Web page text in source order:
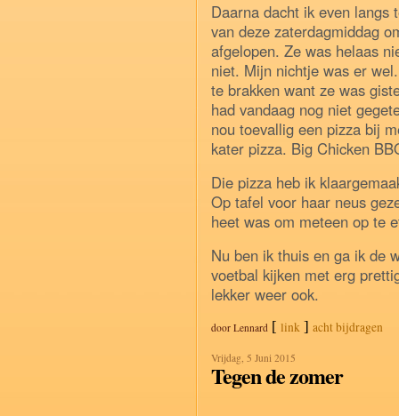
Daarna dacht ik even langs
van deze zaterdagmiddag
afgelopen. Ze was helaas
niet. Mijn nichtje was er
te brakken want ze was
had vandaag nog niet
nou toevallig een pizza bij
kater pizza. Big Chicken
Die pizza heb ik
Op tafel voor haar neus
heet was om meteen op te
Nu ben ik thuis en ga ik de
voetbal kijken met erg
lekker weer ook.
door Lennard [ link ] acht bijdragen
Vrijdag, 5 Juni 2015
Tegen de zomer